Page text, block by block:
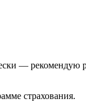
— рекомендую
страхования.